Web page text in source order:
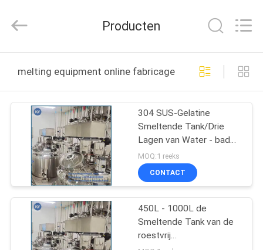
PRODUCTEN
VIDEO'S
OVER
ONS
FABRIEKSTOCHT
Pharmatech
Rights
Producten
melting equipment online fabricage
304 SUS-Gelatine
Smeltende Tank/Drie
Lagen van Water - bad
het Verwarmen/450L
MOQ:1 reeks
CONTACT
450L - 1000L de
Smeltende Tank van de
roestvrij